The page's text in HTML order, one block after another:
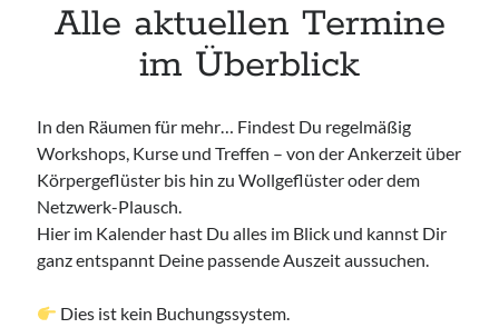
Räume für mehr…
90491 Nürnberg
Anfahrt
Alle aktuellen Termine
im Überblick
In den Räumen für mehr… Findest Du regelmäßig
Workshops, Kurse und Treffen – von der Ankerzeit über
Körpergeflüster bis hin zu Wollgeflüster oder dem
Netzwerk-Plausch.
Hier im Kalender hast Du alles im Blick und kannst Dir
ganz entspannt Deine passende Auszeit aussuchen.
Dies ist kein Buchungssystem.